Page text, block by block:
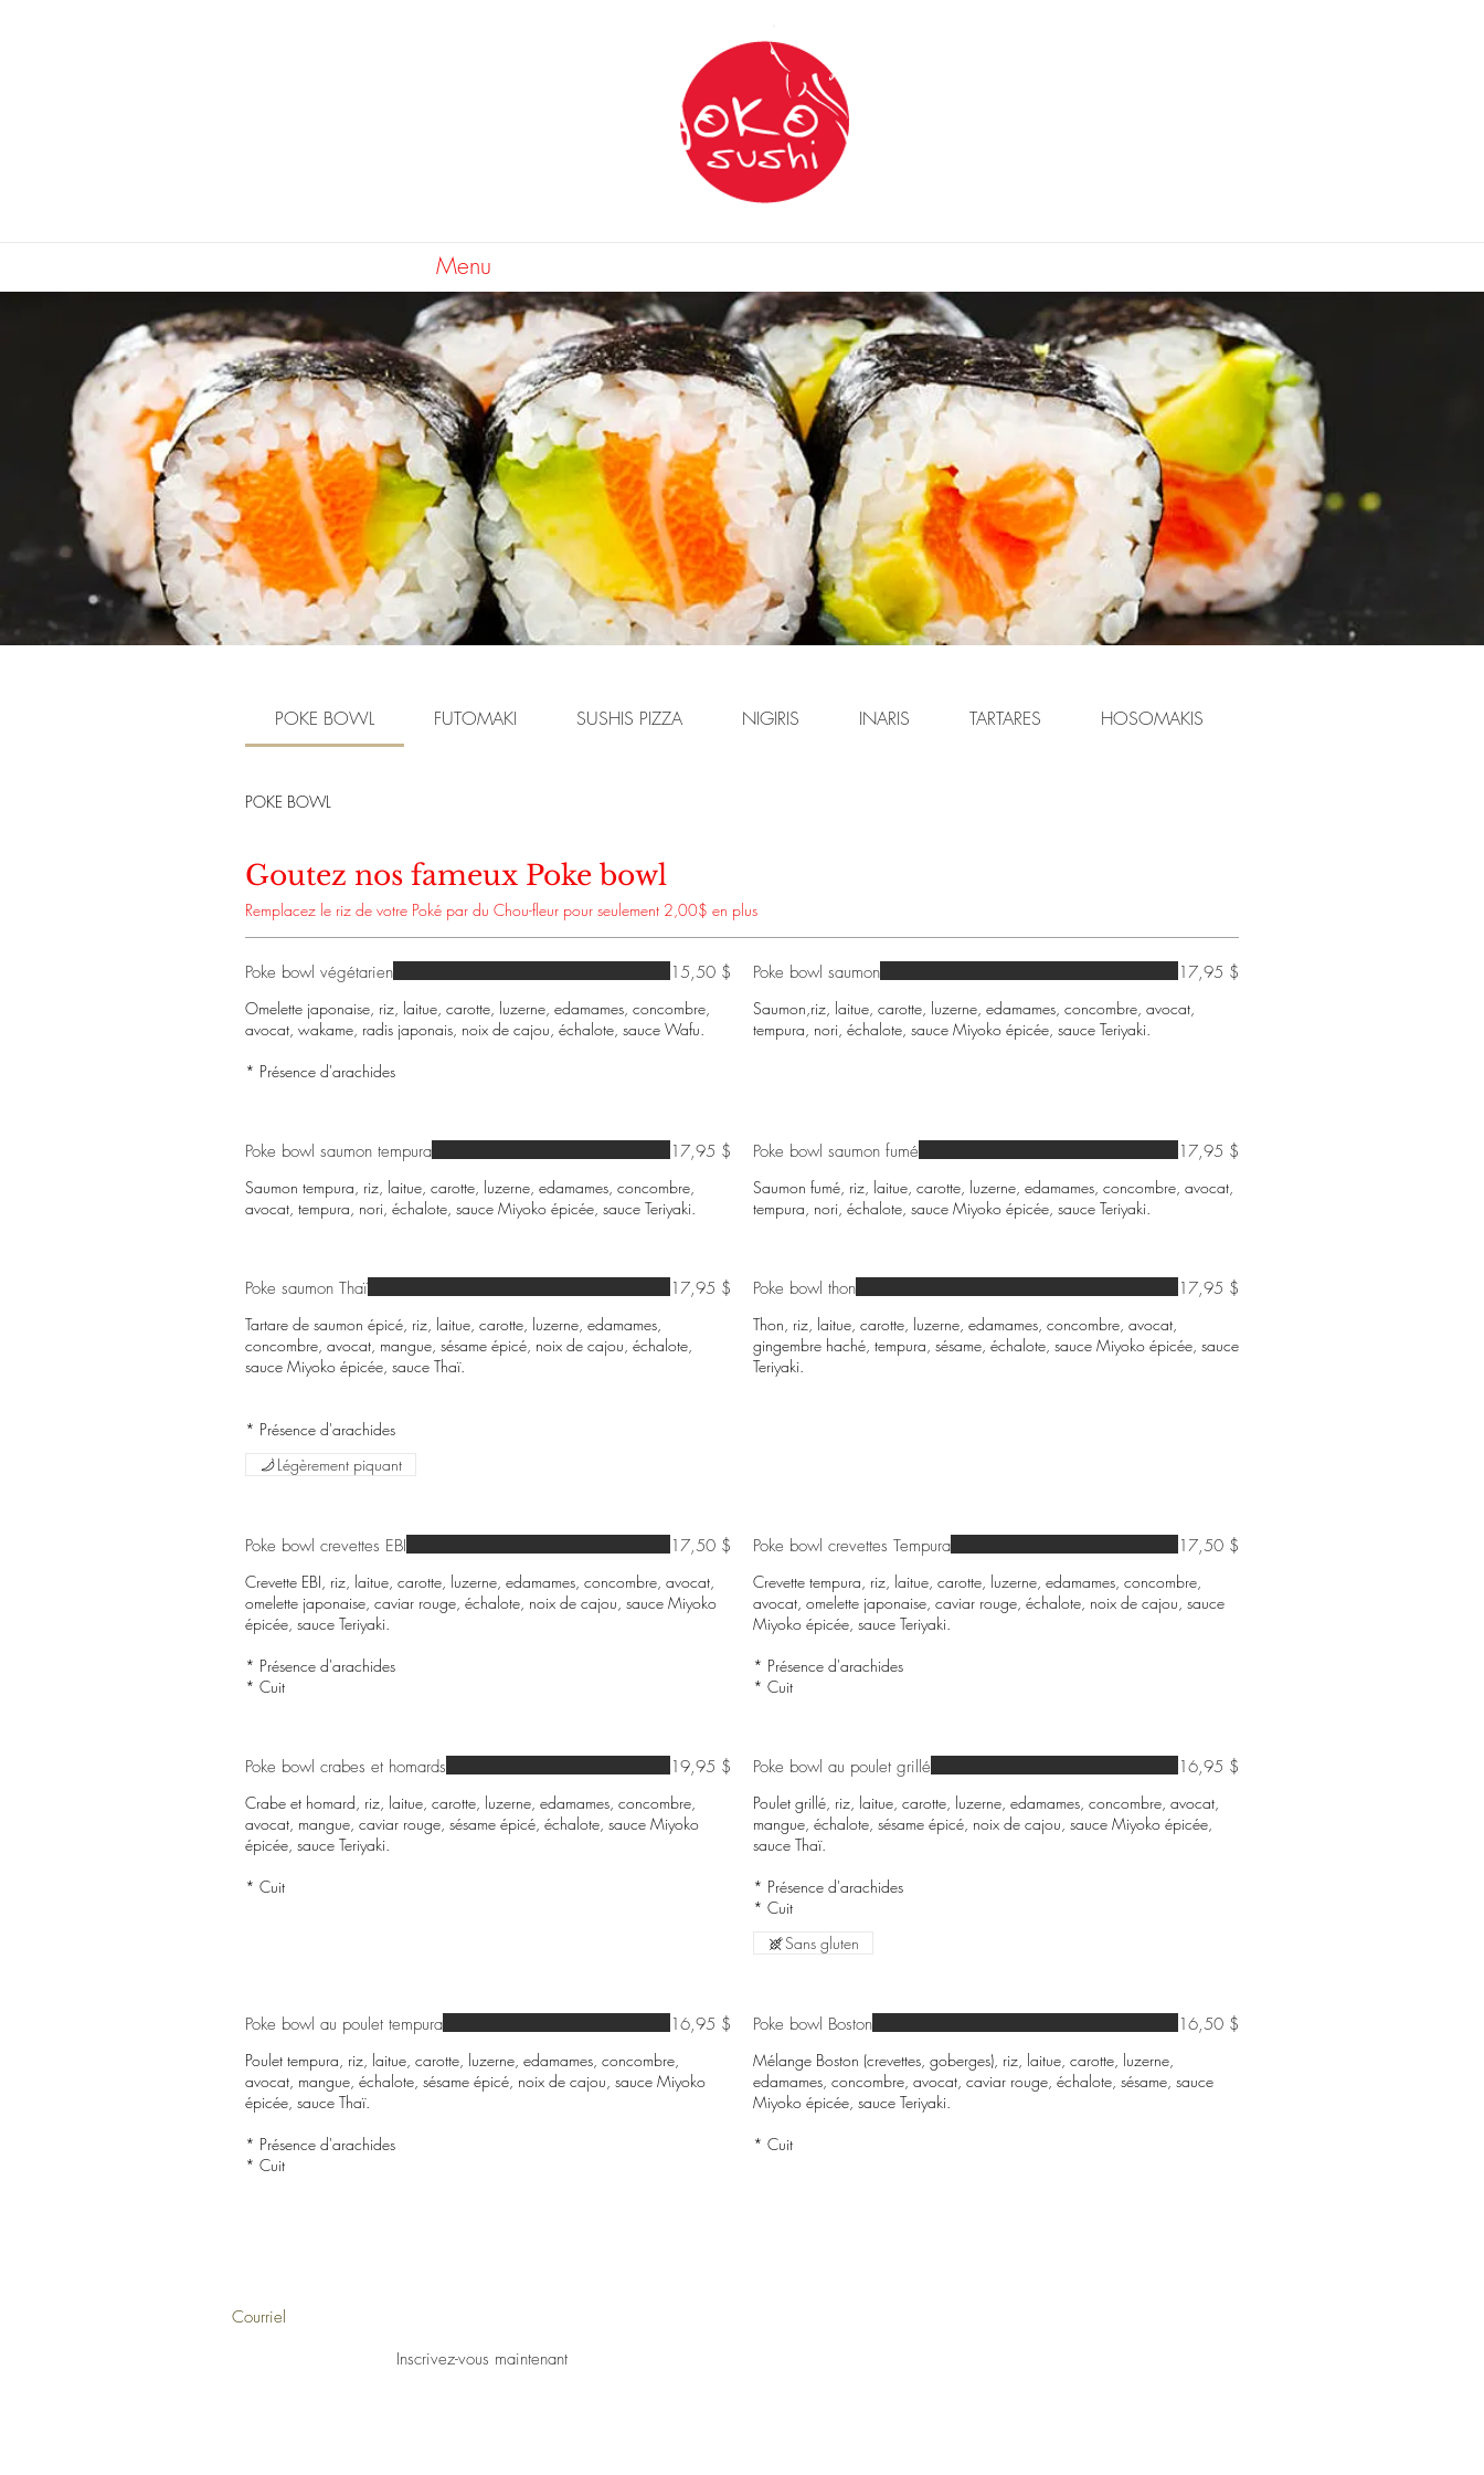
Menu
POKE BOWL FUTOMAKI SUSHIS PIZZA NIGIRIS INARIS TARTARES HOSOMAKIS
POKE BOWL
Goutez nos fameux Poke bowl
Remplacez le riz de votre Poké par du Chou-fleur pour seulement 2,00$ en plus
Poke bowl végétarien
Omelette japonaise, riz, laitue, carotte, luzerne, edamames, concombre,
avocat, wakame, radis japonais, noix de cajou, échalote, sauce Wafu.
* Présence d'arachides
15,50 $ Poke bowl saumon
Saumon,riz, laitue, carotte, luzerne, edamames, concombre, avocat,
tempura, nori, échalote, sauce Miyoko épicée, sauce Teriyaki.
17,95 $
Poke bowl saumon tempura
Saumon tempura, riz, laitue, carotte, luzerne, edamames, concombre,
avocat, tempura, nori, échalote, sauce Miyoko épicée, sauce Teriyaki.
17,95 $ Poke bowl saumon fumé
Saumon fumé, riz, laitue, carotte, luzerne, edamames, concombre, avocat,
tempura, nori, échalote, sauce Miyoko épicée, sauce Teriyaki.
17,95 $
Poke saumon Thaï
Tartare de saumon épicé, riz, laitue, carotte, luzerne, edamames,
concombre, avocat, mangue, sésame épicé, noix de cajou, échalote,
sauce Miyoko épicée, sauce Thaï.
17,95 $
Légèrement piquant
Poke bowl thon
Thon, riz, laitue, carotte, luzerne, edamames, concombre, avocat,
gingembre haché, tempura, sésame, échalote, sauce Miyoko épicée, sauce
Teriyaki.
17,95 $
Poke bowl crevettes EBI
Crevette EBI, riz, laitue, carotte, luzerne, edamames, concombre, avocat,
omelette japonaise, caviar rouge, échalote, noix de cajou, sauce Miyoko
épicée, sauce Teriyaki.
* Présence d'arachides
* Cuit
17,50 $ Poke bowl crevettes Tempura
Crevette tempura, riz, laitue, carotte, luzerne, edamames, concombre,
avocat, omelette japonaise, caviar rouge, échalote, noix de cajou, sauce
Miyoko épicée, sauce Teriyaki.
* Présence d'arachides
17,50 $
Poke bowl crabes et homards
Crabe et homard, riz, laitue, carotte, luzerne, edamames, concombre,
avocat, mangue, caviar rouge, sésame épicé, échalote, sauce Miyoko
épicée, sauce Teriyaki.
* Cuit
19,95 $ Poke bowl au poulet grillé
Poulet grillé, riz, laitue, carotte, luzerne, edamames, concombre, avocat,
mangue, échalote, sésame épicé, noix de cajou, sauce Miyoko épicée,
sauce Thaï.
* Présence d'arachides
16,95 $
Sans gluten
Poke bowl au poulet tempura
Poulet tempura, riz, laitue, carotte, luzerne, edamames, concombre,
avocat, mangue, échalote, sésame épicé, noix de cajou, sauce Miyoko
épicée, sauce Thaï.
* Présence d'arachides
* Cuit
16,95 $ Poke bowl Boston
Mélange Boston (crevettes, goberges), riz, laitue, carotte, luzerne,
edamames, concombre, avocat, caviar rouge, échalote, sésame, sauce
Miyoko épicée, sauce Teriyaki.
* Cuit
16,50 $
Inscrivez-vous maintenant